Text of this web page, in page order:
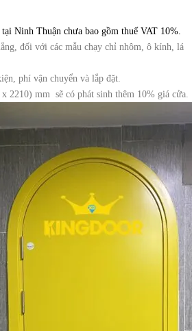
Ninh Thuận chưa bao gồm thuế VAT 10%.
đối với các mẫu chạy chỉ nhôm, ô kính, lá
phí vận chuyển và lắp đặt.
2210) mm sẽ có phát sinh thêm 10% giá cửa.